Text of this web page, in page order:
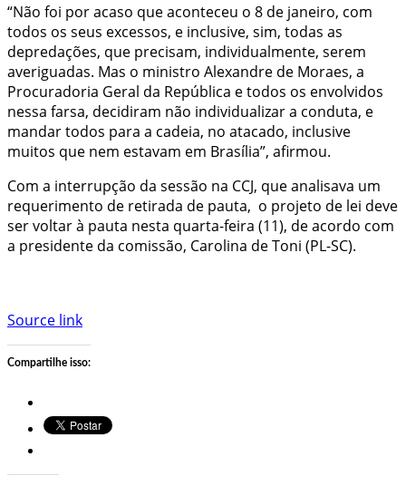
“Não foi por acaso que aconteceu o 8 de janeiro, com
todos os seus excessos, e inclusive, sim, todas as
depredações, que precisam, individualmente, serem
averiguadas. Mas o ministro Alexandre de Moraes, a
Procuradoria Geral da República e todos os envolvidos
nessa farsa, decidiram não individualizar a conduta, e
mandar todos para a cadeia, no atacado, inclusive
muitos que nem estavam em Brasília”, afirmou.
Com a interrupção da sessão na CCJ, que analisava um
requerimento de retirada de pauta, o projeto de lei deve
ser voltar à pauta nesta quarta-feira (11), de acordo com
a presidente da comissão, Carolina de Toni (PL-SC).
Source link
Compartilhe isso: